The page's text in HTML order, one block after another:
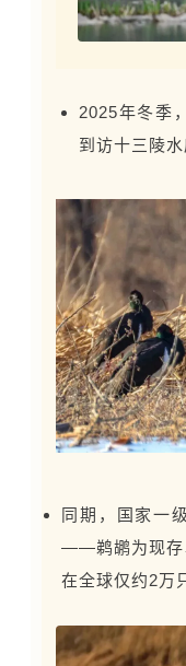
2025年冬季
到访十三陵水
同期，国家一
——鹈鹕为现存
在全球仅约2万